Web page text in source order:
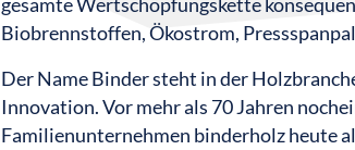
Biobrennstoffen, Ökostrom,
Der Name Binder steht in der
Innovation. Vor mehr als 70 Jahren
Familienunternehmen binderholz heute